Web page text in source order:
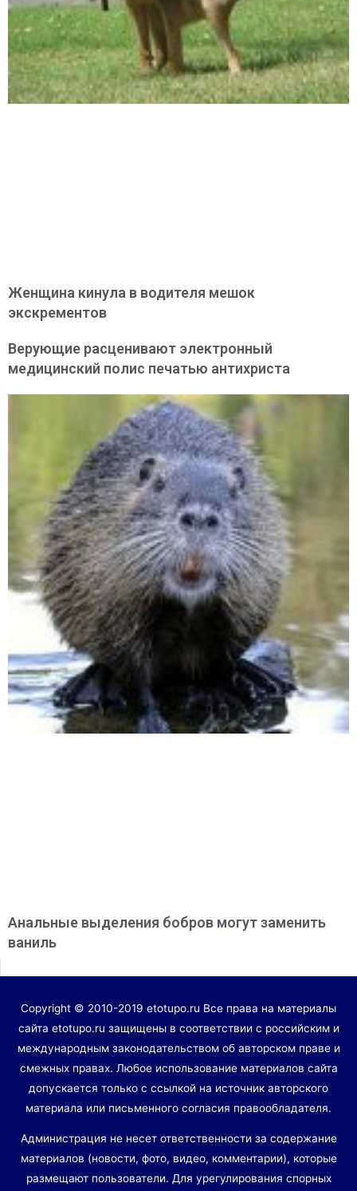
Женщина кинула в водителя мешок
экскрементов
Верующие расценивают электронный
медицинский полис печатью антихриста
Анальные выделения бобров могут заменить
ваниль
Copyright © 2010-2019 etotupo.ru Все права на материалы
сайта etotupo.ru защищены в соответствии с российским и
международным законодательством об авторском праве и
смежных правах. Любое использование материалов сайта
допускается только с ссылкой на источник авторского
материала или письменного согласия правообладателя.
Администрация не несет ответственности за содержание
материалов (новости, фото, видео, комментарии), которые
размещают пользователи. Для урегулирования спорных